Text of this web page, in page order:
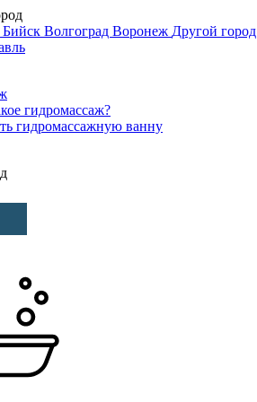
Бийск Волгоград Воронеж Другой город
гидромассаж?
гидромассажную ванну